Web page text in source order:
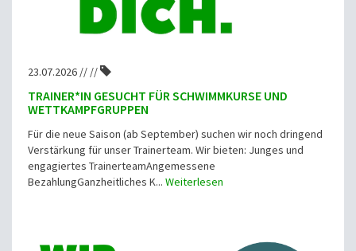
23.07.2026 // //
TRAINER*IN GESUCHT FÜR SCHWIMMKURSE UND
WETTKAMPFGRUPPEN
Für die neue Saison (ab September) suchen wir noch dringend
Verstärkung für unser Trainerteam. Wir bieten: Junges und
engagiertes TrainerteamAngemessene
BezahlungGanzheitliches K... Weiterlesen